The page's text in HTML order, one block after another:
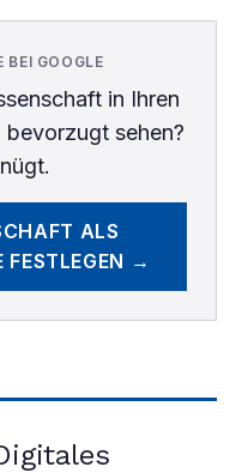
BEI GOOGLE
in Ihren
sehen?
ALS
FESTLEGEN →